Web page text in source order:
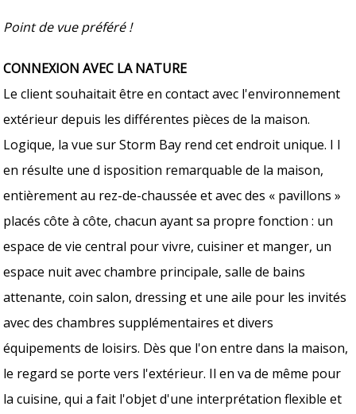
Point de vue préféré !
CONNEXION AVEC LA NATURE
Le client souhaitait être en contact avec l'environnement
extérieur depuis les différentes pièces de la maison.
Logique, la vue sur Storm Bay rend cet endroit unique. I l
en résulte une d isposition remarquable de la maison,
entièrement au rez-de-chaussée et avec des « pavillons »
placés côte à côte, chacun ayant sa propre fonction : un
espace de vie central pour vivre, cuisiner et manger, un
espace nuit avec chambre principale, salle de bains
attenante, coin salon, dressing et une aile pour les invités
avec des chambres supplémentaires et divers
équipements de loisirs. Dès que l'on entre dans la maison,
le regard se porte vers l'extérieur. Il en va de même pour
la cuisine, qui a fait l'objet d'une interprétation flexible et